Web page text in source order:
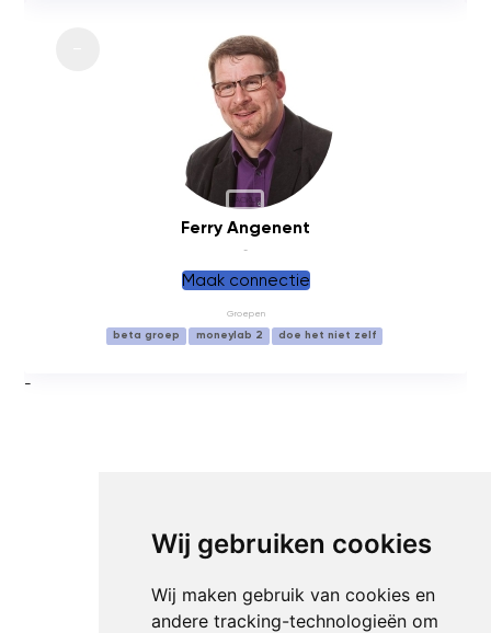
Wij gebruiken cookies
Wij maken gebruik van cookies en
andere tracking-technologieën om
BACKUP
Ferry Angenent
-
Maak connectie
Groepen
beta groep moneylab 2 doe het niet zelf
-